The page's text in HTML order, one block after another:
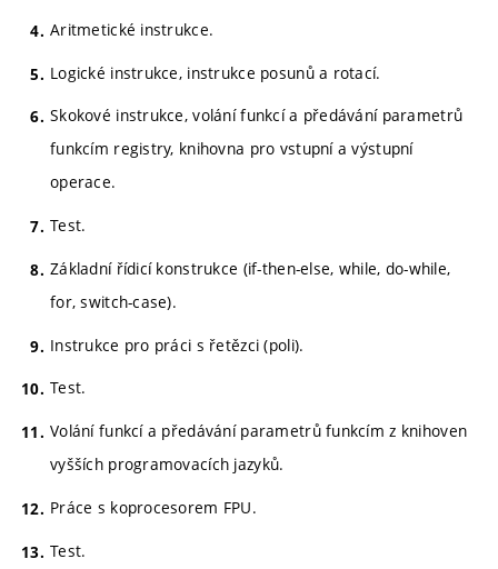
Aritmetické instrukce.
Logické instrukce, instrukce posunů a rotací.
Skokové instrukce, volání funkcí a předávání parametrů
funkcím registry, knihovna pro vstupní a výstupní
operace.
Test.
Základní řídicí konstrukce (if-then-else, while, do-while,
for, switch-case).
Instrukce pro práci s řetězci (poli).
Test.
Volání funkcí a předávání parametrů funkcím z knihoven
vyšších programovacích jazyků.
Práce s koprocesorem FPU.
Test.